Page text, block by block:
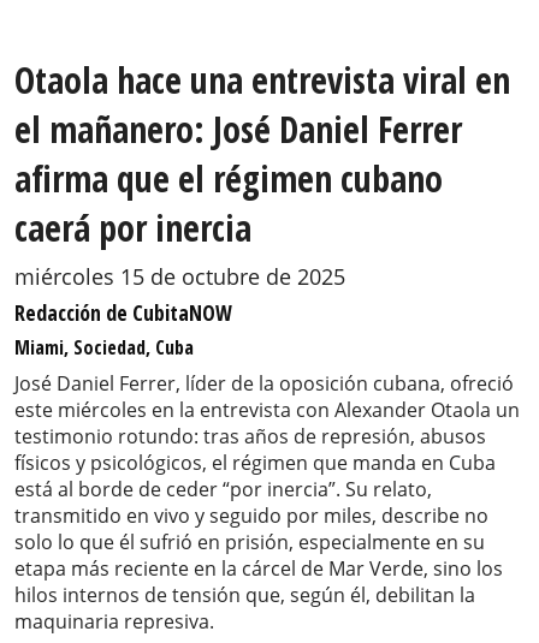
Otaola hace una entrevista viral en
el mañanero: José Daniel Ferrer
afirma que el régimen cubano
caerá por inercia
miércoles 15 de octubre de 2025
Redacción de CubitaNOW
Miami, Sociedad, Cuba
José Daniel Ferrer, líder de la oposición cubana, ofreció
este miércoles en la entrevista con Alexander Otaola un
testimonio rotundo: tras años de represión, abusos
físicos y psicológicos, el régimen que manda en Cuba
está al borde de ceder “por inercia”. Su relato,
transmitido en vivo y seguido por miles, describe no
solo lo que él sufrió en prisión, especialmente en su
etapa más reciente en la cárcel de Mar Verde, sino los
hilos internos de tensión que, según él, debilitan la
maquinaria represiva.